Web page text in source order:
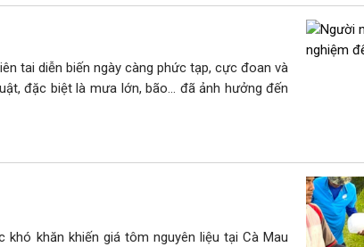
tai diễn biến ngày càng phức tạp, cực đoan và
đặc biệt là mưa lớn, bão… đã ảnh hưởng đến
khăn khiến giá tôm nguyên liệu tại Cà Mau